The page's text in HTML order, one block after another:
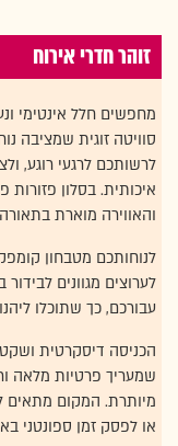
זוהר חדרי אירוח
מחפשים חלל אינטימי
סוויטה זוגית שמציבה
לרשותכם לרגעי רוגע,
איכותית. בסלון פזורות
והאווירה מוארת
לנוחותכם מטבחון
לערוצים מגוונים
עבורכם, כך שתוכלו
הכניסה דיסקרטית
שמעריך פרטיות מלאה
מיותרת. המקום מתאים
או לפסק זמן ספונטני